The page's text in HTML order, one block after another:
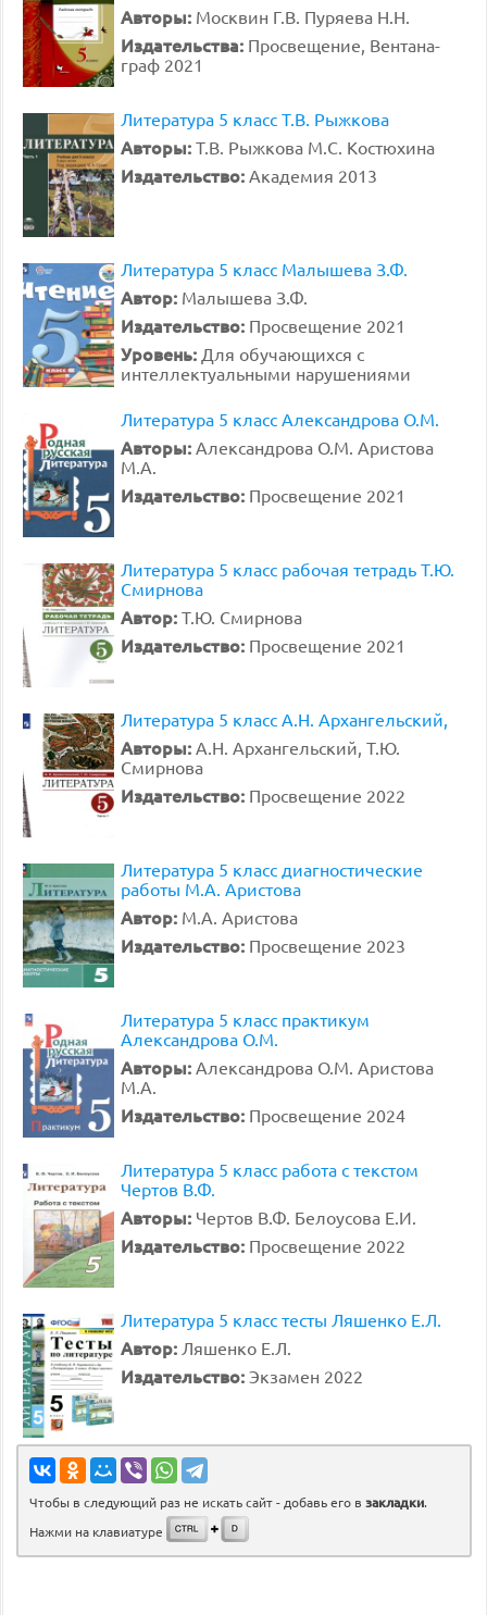
Авторы: Москвин Г.В. Пуряева Н.Н.
Издательства: Просвещение, Вентана-
граф 2021
Литература 5 класс Т.В. Рыжкова
Авторы: Т.В. Рыжкова М.С. Костюхина
Издательство: Академия 2013
Литература 5 класс Малышева З.Ф.
Автор: Малышева З.Ф.
Издательство: Просвещение 2021
Уровень: Для обучающихся с
интеллектуальными нарушениями
Литература 5 класс Александрова О.М.
Авторы: Александрова О.М. Аристова
М.А.
Издательство: Просвещение 2021
Литература 5 класс рабочая тетрадь Т.Ю.
Смирнова
Автор: Т.Ю. Смирнова
Издательство: Просвещение 2021
Литература 5 класс А.Н. Архангельский,
Авторы: А.Н. Архангельский, Т.Ю.
Смирнова
Издательство: Просвещение 2022
Литература 5 класс диагностические
работы М.А. Аристова
Автор: М.А. Аристова
Издательство: Просвещение 2023
Литература 5 класс практикум
Александрова О.М.
Авторы: Александрова О.М. Аристова
М.А.
Издательство: Просвещение 2024
Литература 5 класс работа с текстом
Чертов В.Ф.
Авторы: Чертов В.Ф. Белоусова Е.И.
Издательство: Просвещение 2022
Литература 5 класс тесты Ляшенко Е.Л.
Автор: Ляшенко Е.Л.
Издательство: Экзамен 2022
Чтобы в следующий раз не искать сайт - добавь его в закладки.
Нажми на клавиатуре